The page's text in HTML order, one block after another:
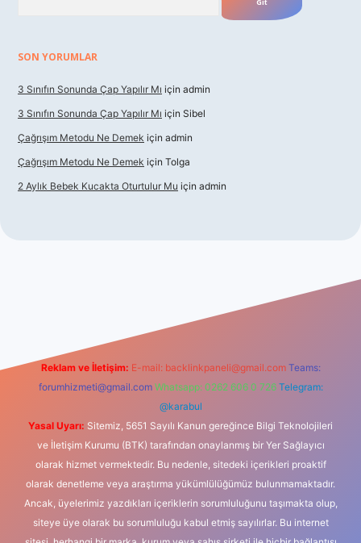
SON YORUMLAR
3 Sınıfın Sonunda Çap Yapılır Mı için admin
3 Sınıfın Sonunda Çap Yapılır Mı için Sibel
Çağrışım Metodu Ne Demek için admin
Çağrışım Metodu Ne Demek için Tolga
2 Aylık Bebek Kucakta Oturtulur Mu için admin
Reklam ve İletişim: E-mail: backlinkpaneli@gmail.com Teams:
forumhizmeti@gmail.com Whatsapp: 0262 606 0 726 Telegram:
@karabul
Yasal Uyarı: Sitemiz, 5651 Sayılı Kanun gereğince Bilgi Teknolojileri
ve İletişim Kurumu (BTK) tarafından onaylanmış bir Yer Sağlayıcı
olarak hizmet vermektedir. Bu nedenle, sitedeki içerikleri proaktif
olarak denetleme veya araştırma yükümlülüğümüz bulunmamaktadır.
Ancak, üyelerimiz yazdıkları içeriklerin sorumluluğunu taşımakta olup,
siteye üye olarak bu sorumluluğu kabul etmiş sayılırlar. Bu internet